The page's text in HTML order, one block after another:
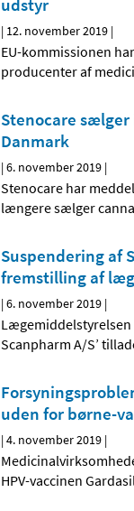
udstyr
| 12. november 2019 |
EU-kommissionen
producenter af
Stenocare
Danmark
|6. november 2019 |
Stenocare har
længere sælger
Suspendering af
fremstilling af
|6. november 2019 |
Lægemiddelstyrelsen
Scanpharm A/S’
uden for børne-
|4. november 2019 |
HPV-vaccinen